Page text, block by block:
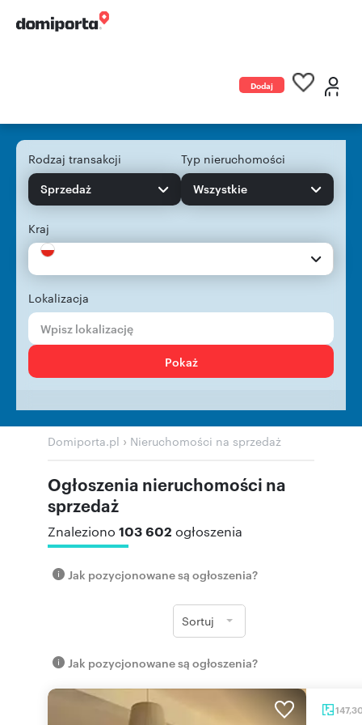
Dodaj
Rodzaj transakcji
Sprzedaż
Typ nieruchomości
Wszystkie
Kraj
Lokalizacja
Pokaż
Domiporta.pl › Nieruchomości na sprzedaż
Ogłoszenia nieruchomości na
sprzedaż
Znaleziono 103 602 ogłoszenia
Jak pozycjonowane są ogłoszenia?
Sortuj
Jak pozycjonowane są ogłoszenia?